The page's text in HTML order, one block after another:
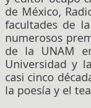
de México,
facultades de
numerosos
de la UNAM
Universidad y
casi cinco
la poesía y el